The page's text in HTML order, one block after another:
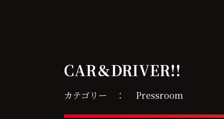
CAR＆DRIVER!!
カテゴリー ： Pressroom